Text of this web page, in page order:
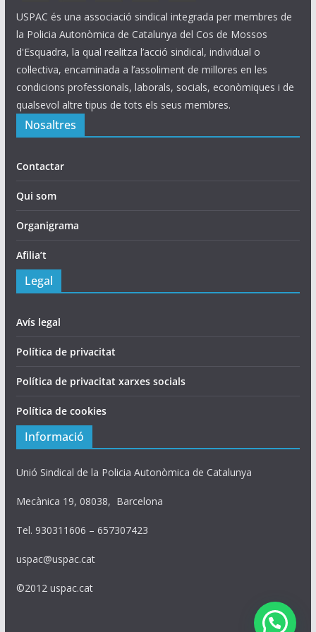
USPAC és una associació sindical integrada per membres de
la Policia Autonòmica de Catalunya del Cos de Mossos
d'Esquadra, la qual realitza l’acció sindical, individual o
col·lectiva, encaminada a l’assoliment de millores en les
condicions professionals, laborals, socials, econòmiques i de
qualsevol altre tipus de tots els seus membres.
Nosaltres
Contactar
Qui som
Organigrama
Afilia’t
Legal
Avís legal
Política de privacitat
Política de privacitat xarxes socials
Política de cookies
Informació
Unió Sindical de la Policia Autonòmica de Catalunya
Mecànica 19, 08038, Barcelona
Tel. 930311606 – 657307423
uspac@uspac.cat
©2012 uspac.cat